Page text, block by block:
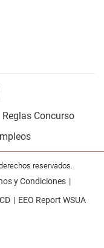
Reglas Concurso
reservados.
y Condiciones
EEO Report WSUA